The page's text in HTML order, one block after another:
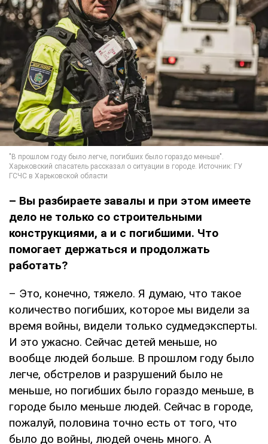
– Вы разбираете завалы и при этом имеете
дело не только со строительными
конструкциями, а и с погибшими. Что
помогает держаться и продолжать
работать?
– Это, конечно, тяжело. Я думаю, что такое
количество погибших, которое мы видели за
время войны, видели только судмедэксперты.
И это ужасно. Сейчас детей меньше, но
вообще людей больше. В прошлом году было
легче, обстрелов и разрушений было не
меньше, но погибших было гораздо меньше, в
городе было меньше людей. Сейчас в городе,
пожалуй, половина точно есть от того, что
было до войны, людей очень много. А